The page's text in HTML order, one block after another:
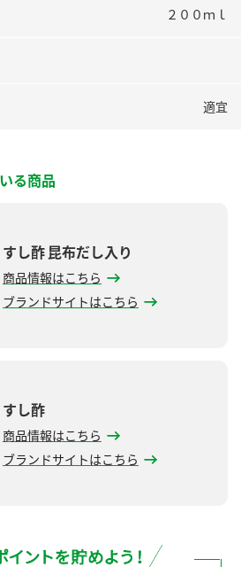
２００ｍｌ
適宜
る商品
すし酢 昆布だし入り
商品情報はこちら
ブランドサイトはこちら
すし酢
商品情報はこちら
ブランドサイトはこちら